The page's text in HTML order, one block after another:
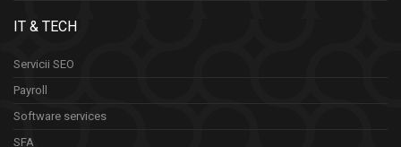
IT & TECH
Servicii SEO
Payroll
Software services
SFA